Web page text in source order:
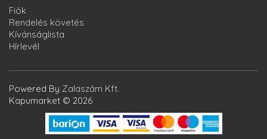
Fiók
Rendelés követés
Kívánságlista
Hírlevél
Powered By Zalaszám Kft.
Kapumarket © 2026